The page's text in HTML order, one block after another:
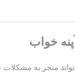
خواب
منجر به